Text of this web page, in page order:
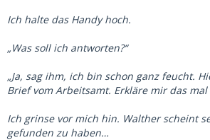
Ich halte das Handy hoch.
„Was soll ich antworten?“
„Ja, sag ihm, ich bin schon ganz feucht.
Brief vom Arbeitsamt. Erkläre mir das mal
Ich grinse vor mich hin. Walther scheint
gefunden zu haben…